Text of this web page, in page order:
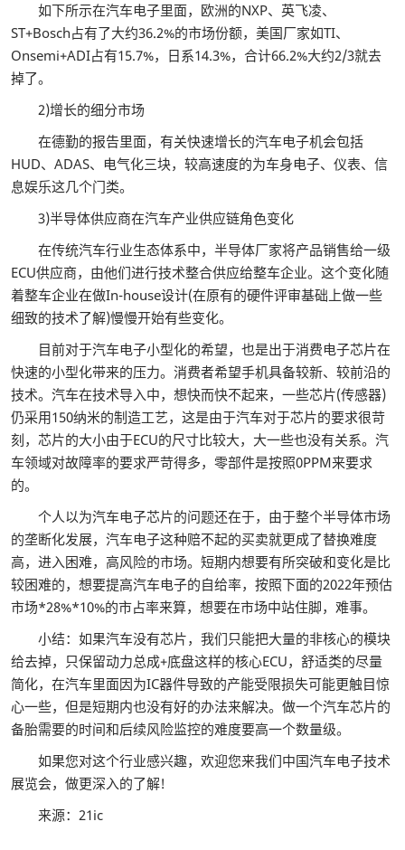
如下所示在汽车电子里面，欧洲的NXP、英飞凌、
ST+Bosch占有了大约36.2%的市场份额，美国厂家如TI、
Onsemi+ADI占有15.7%，日系14.3%，合计66.2%大约2/3就去
掉了。
2)增长的细分市场
在德勤的报告里面，有关快速增长的汽车电子机会包括
HUD、ADAS、电气化三块，较高速度的为车身电子、仪表、信
息娱乐这几个门类。
3)半导体供应商在汽车产业供应链角色变化
在传统汽车行业生态体系中，半导体厂家将产品销售给一级
ECU供应商，由他们进行技术整合供应给整车企业。这个变化随
着整车企业在做In-house设计(在原有的硬件评审基础上做一些
细致的技术了解)慢慢开始有些变化。
目前对于汽车电子小型化的希望，也是出于消费电子芯片在
快速的小型化带来的压力。消费者希望手机具备较新、较前沿的
技术。汽车在技术导入中，想快而快不起来，一些芯片(传感器)
仍采用150纳米的制造工艺，这是由于汽车对于芯片的要求很苛
刻，芯片的大小由于ECU的尺寸比较大，大一些也没有关系。汽
车领域对故障率的要求严苛得多，零部件是按照0PPM来要求
的。
个人以为汽车电子芯片的问题还在于，由于整个半导体市场
的垄断化发展，汽车电子这种赔不起的买卖就更成了替换难度
高，进入困难，高风险的市场。短期内想要有所突破和变化是比
较困难的，想要提高汽车电子的自给率，按照下面的2022年预估
市场*28%*10%的市占率来算，想要在市场中站住脚，难事。
小结：如果汽车没有芯片，我们只能把大量的非核心的模块
给去掉，只保留动力总成+底盘这样的核心ECU，舒适类的尽量
简化，在汽车里面因为IC器件导致的产能受限损失可能更触目惊
心一些，但是短期内也没有好的办法来解决。做一个汽车芯片的
备胎需要的时间和后续风险监控的难度要高一个数量级。
如果您对这个行业感兴趣，欢迎您来我们中国汽车电子技术
展览会，做更深入的了解!
来源：21ic